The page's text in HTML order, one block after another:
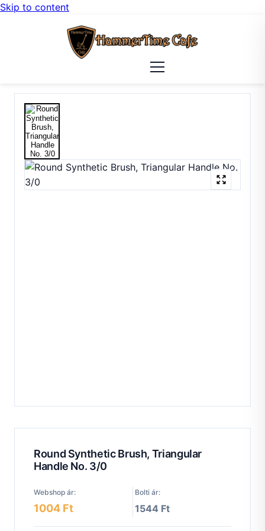
Skip to content
Round Synthetic Brush, Triangular
Handle No. 3/0
Webshop ár: Bolti ár:
1004 Ft 1544 Ft